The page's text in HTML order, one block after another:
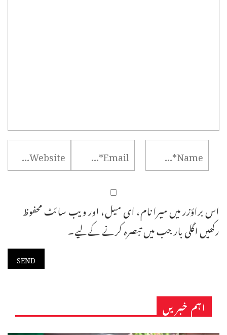
اس براؤزر میں میرا نام، ای میل، اور ویب سائٹ محفوظ
رکھیں اگلی بار جب میں تبصرہ کرنے کےلیے۔
اہم خبریں